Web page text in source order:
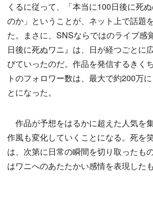
くるに従って、「本当に100日後に死
のか」ということが、ネット上で話題
た。まさに、SNSならではのライブ感
日後に死ぬワニ』は、日が経つごとに
びていったのだ。作品を発信するきく
トのフォロワー数は、最大で約200万
とになった。
作品が予想をはるかに超えた人気を
作風も変化していくことになる。死を
は、次第に日常の瞬間を切り取ったも
はワニへのあたたかい感情を表現した